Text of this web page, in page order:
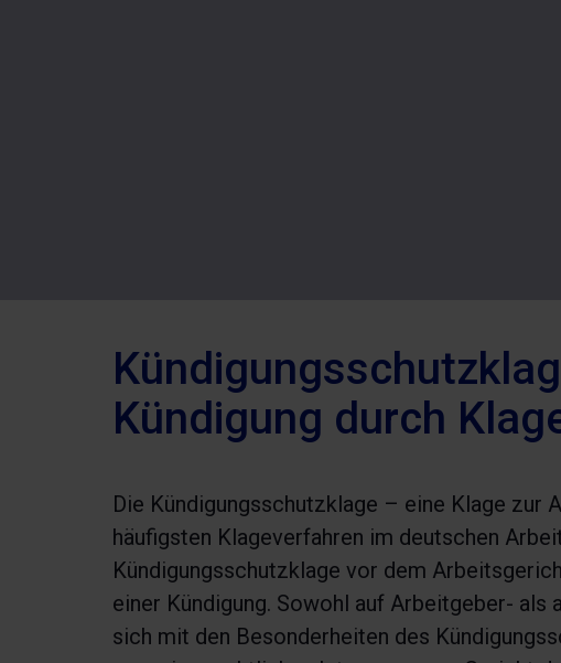
Kündigung durch
Die Kündigungsschutzklage – eine Klage zur
häufigsten Klageverfahren im deutschen
Kündigungsschutzklage vor dem
einer Kündigung. Sowohl auf Arbeitgeber- als
sich mit den Besonderheiten des